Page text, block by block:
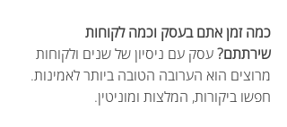
כמה זמן אתם בעסק וכמה לקוחות
שירתתם? עסק עם ניסיון של שנים ולקוחות
מרוצים הוא הערובה הטובה ביותר לאמינות.
חפשו ביקורות, המלצות ומוניטין.